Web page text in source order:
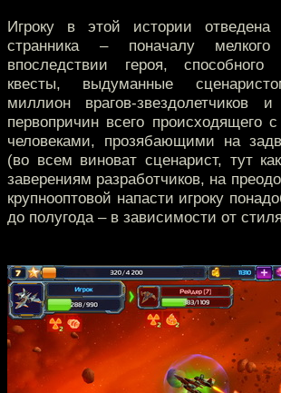
Игроку в этой истории отведена
странника – поначалу
впоследствии героя,
квесты, выдуманные
миллион врагов-звездолетчиков
первопричин всего происходящего
человеками, прозябающими на
(во всем виноват сценарист, тут
заверениям разработчиков, на
крупнооптовой напасти игроку
до полугода – в зависимости от